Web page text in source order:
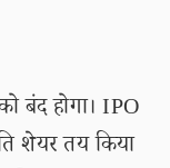
बंद होगा। IPO
शेयर तय किया